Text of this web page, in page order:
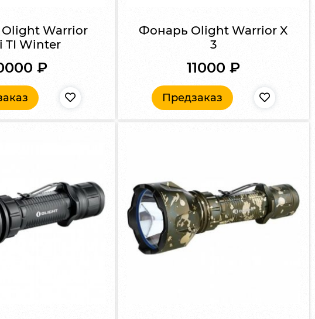
Warrior
TI Winter
₽
Фонарь Olight Warrior X
3
11000 ₽
Предзаказ